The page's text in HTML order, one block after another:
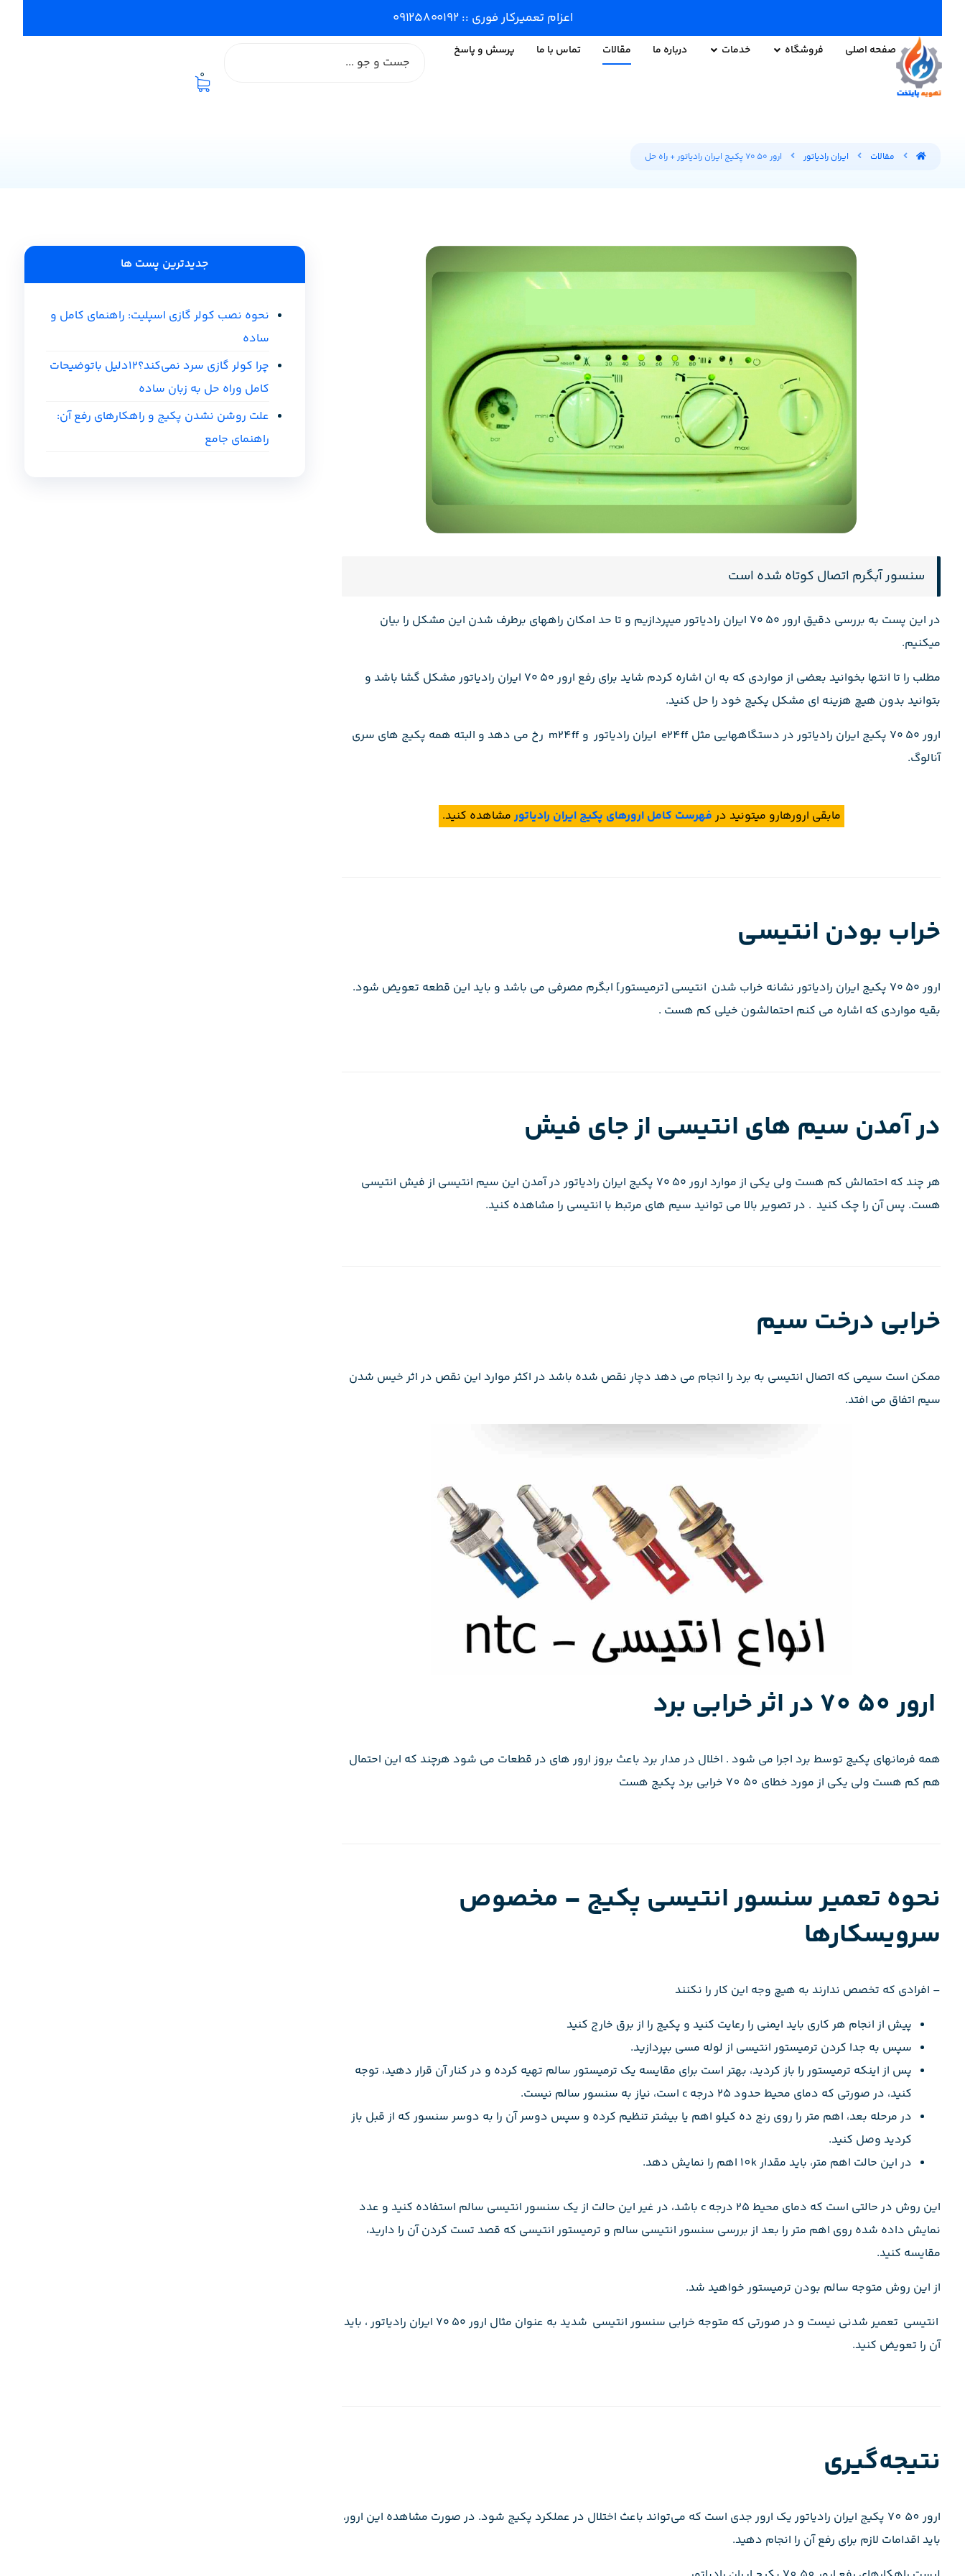
اعزام تعمیرکار فوری :: ۰۹۱۲۵۸۰۰۱۹۲
صفحه اصلی فروشگاه خدمات درباره ما مقالات تماس با ما پرسش و پاسخ
0
مقالات ایران رادیاتور ارور ۵۰ ۷۰ پکیج ایران رادیاتور + راه حل
سنسور آبگرم اتصال کوتاه شده است
در این پست به بررسی دقیق ارور ۵۰ ۷۰ ایران رادیاتور میپردازیم و تا حد امکان راههای برطرف شدن این مشکل را بیان
میکنیم.
مطلب را تا انتها بخوانید بعضی از مواردی که به ان اشاره کردم شاید برای رفع ارور ۵۰ ۷۰ ایران رادیاتور مشکل گشا باشد و
بتوانید بدون هیچ هزینه ای مشکل پکیج خود را حل کنید.
ارور ۵۰ ۷۰ پکیج ایران رادیاتور در دستگاههایی مثل e24ff ایران رادیاتور و m24ff رخ می دهد و البته همه پکیج های سری
آنالوگ.
مابقی ارورهارو میتونید درفهرست کامل ارورهای پکیج ایران رادیاتورمشاهده کنید.
خراب بودن انتیسی
ارور ۵۰ ۷۰ پکیج ایران رادیاتور نشانه خراب شدن انتیسی [ترمیستور] ابگرم مصرفی می باشد و باید این قطعه تعویض شود.
بقیه مواردی که اشاره می کنم احتمالشون خیلی کم هست .
در آمدن سیم های انتیسی از جای فیش
هر چند که احتمالش کم هست ولی یکی از موارد ارور ۵۰ ۷۰ پکیج ایران رادیاتور در آمدن این سیم انتیسی از فیش انتیسی
هست. پس آن را چک کنید . در تصویر بالا می توانید سیم های مرتبط با انتیسی را مشاهده کنید.
خرابی درخت سیم
ممکن است سیمی که اتصال انتیسی به برد را انجام می دهد دچار نقص شده باشد در اکثر موارد این نقص در اثر خیس شدن
سیم اتفاق می افتد.
ارور 50 70 در اثر خرابی برد
همه فرمانهای پکیج توسط برد اجرا می شود . اخلال در مدار برد باعث بروز ارور های در قطعات می شود هرچند که این احتمال
هم کم هست ولی یکی از مورد خطای 50 70 خرابی برد پکیج هست
نحوه تعمیر سنسور انتیسی پکیج – مخصوص
سرویسکارها
– افرادی که تخصص ندارند به هیچ وجه این کار را نکنند
پیش از انجام هر کاری باید ایمنی را رعایت کنید و پکیج را از برق خارج کنید
سپس به جدا کردن ترمیستور انتیسی از لوله مسی بپردازید.
پس از اینکه ترمیستور را باز کردید، بهتر است برای مقایسه یک ترمیستور سالم تهیه کرده و در کنار آن قرار دهید، توجه
کنید، در صورتی که دمای محیط حدود ۲۵ درجه c است، نیاز به سنسور سالم نیست.
در مرحله بعد، اهم متر را روی رنج ده کیلو اهم یا بیشتر تنظیم کرده و سپس دوسر آن را به دوسر سنسور که از قبل باز
کردید وصل کنید.
در این حالت اهم متر، باید مقدار 10k اهم را نمایش دهد.
این روش در حالتی است که دمای محیط ۲۵ درجه c باشد، در غیر این حالت از یک سنسور انتیسی سالم استفاده کنید و عدد
نمایش داده شده روی اهم متر را بعد از بررسی سنسور انتیسی سالم و ترمیستور انتیسی که قصد تست کردن آن را دارید،
مقایسه کنید.
از این روش متوجه سالم بودن ترمیستور خواهید شد.
انتیسی تعمیر شدنی نیست و در صورتی که متوجه خرابی سنسور انتیسی شدید به عنوان مثال ارور ۵۰ ۷۰ ایران رادیاتور ، باید
آن را تعویض کنید.
نتیجه‌گیری
ارور 50 70 پکیج ایران رادیاتور یک ارور جدی است که می‌تواند باعث اختلال در عملکرد پکیج شود. در صورت مشاهده این ارور،
باید اقدامات لازم برای رفع آن را انجام دهید.
جدیدترین پست ها
نحوه نصب کولر گازی اسپلیت: راهنمای کامل و
ساده
چرا کولر گازی سرد نمی‌کند؟12دلیل باتوضیحات
کامل وراه حل به زبان ساده
علت روشن نشدن پکیج و راهکارهای رفع آن:
راهنمای جامع